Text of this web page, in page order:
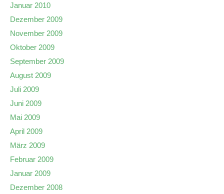
Januar 2010
Dezember 2009
November 2009
Oktober 2009
September 2009
August 2009
Juli 2009
Juni 2009
Mai 2009
April 2009
März 2009
Februar 2009
Januar 2009
Dezember 2008